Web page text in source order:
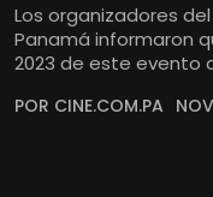
Los organizadores
Panamá informaron
2023 de este evento
POR CINE.COM.PA